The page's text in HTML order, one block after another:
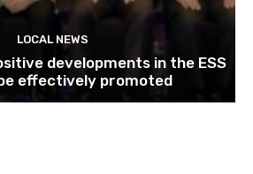
LOCAL NEWS
developments in the ESS
effectively promoted